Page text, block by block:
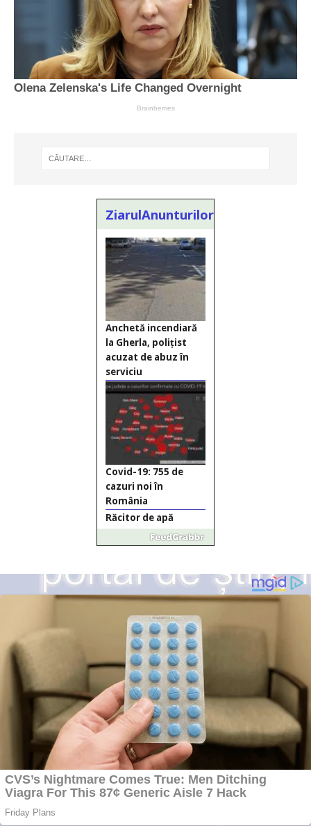
ZiarulAnunturilor.ro
Anchetă incendiară
la Gherla, polițist
acuzat de abuz în
serviciu
Covid-19: 755 de
cazuri noi în
România
Răcitor de apă
CW5000 pentru
freze cu laser fără
Răcitor de apă
CW5000 pentru
freze cu laser fără
metale